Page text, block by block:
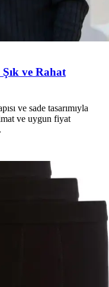
ve Rahat
ve sade tasarımıyla
ve uygun fiyat